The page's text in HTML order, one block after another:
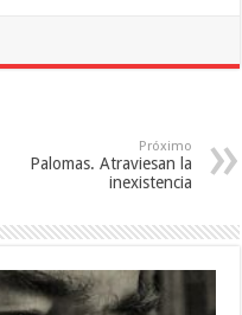
Próximo
Palomas. Atraviesan la
inexistencia